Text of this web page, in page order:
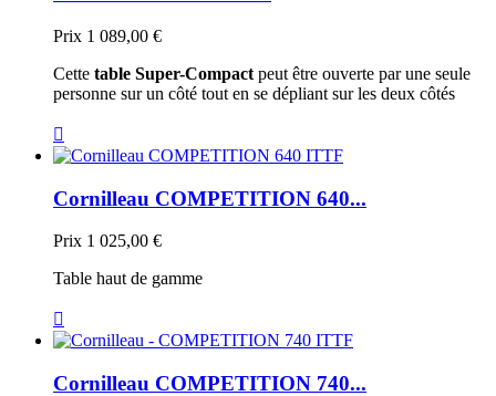
Prix 1 089,00 €
Cette table Super-Compact peut être ouverte par une seule
personne sur un côté tout en se dépliant sur les deux côtés

Cornilleau COMPETITION 640...
Prix 1 025,00 €
Table haut de gamme

Cornilleau COMPETITION 740...